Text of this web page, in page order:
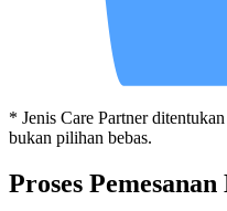
* Jenis Care Partner
bukan pilihan bebas.
Proses